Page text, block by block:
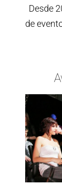
Desde
de